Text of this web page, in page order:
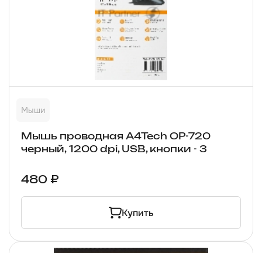
Мыши
Мышь проводная A4Tech OP-720
черный, 1200 dpi, USB, кнопки - 3
480 ₽
Купить